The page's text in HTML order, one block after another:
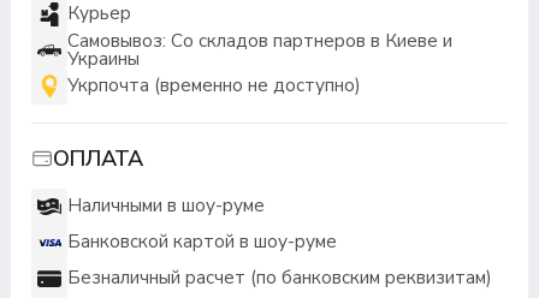
Курьер
Самовывоз: Со складов партнеров в Киеве и
Украины
Укрпочта (временно не доступно)
ОПЛАТА
Наличными в шоу-руме
Банковской картой в шоу-руме
Безналичный расчет (по банковским реквизитам)